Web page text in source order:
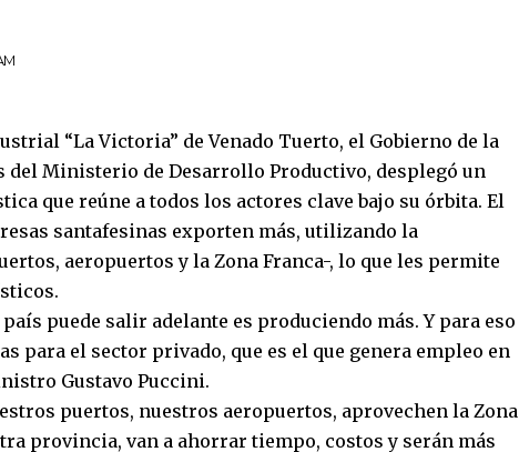
“La Victoria” de Venado Tuerto, el Gobierno de la
del Ministerio de Desarrollo Productivo, desplegó un
que reúne a todos los actores clave bajo su órbita. El
santafesinas exporten más, utilizando la
aeropuertos y la Zona Franca-, lo que les permite
puede salir adelante es produciendo más. Y para eso
para el sector privado, que es el que genera empleo en
Gustavo Puccini.
puertos, nuestros aeropuertos, aprovechen la Zona
provincia, van a ahorrar tiempo, costos y serán más